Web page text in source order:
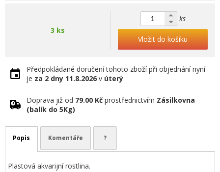
3 ks
ks
Vložit do košíku
Předpokládané doručení tohoto zboží při objednání nyní
je za 2 dny 11.8.2026 v úterý
Doprava již od 79.00 Kč prostřednictvím Zásilkovna
(balík do 5Kg)
Popis Komentáře ?
Plastová akvarijní rostlina.